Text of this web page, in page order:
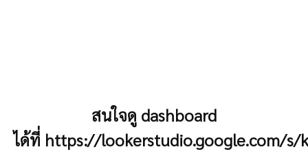
สนใจดู dashboard
ได้ที่ https://lookerstudio.google.com/s/